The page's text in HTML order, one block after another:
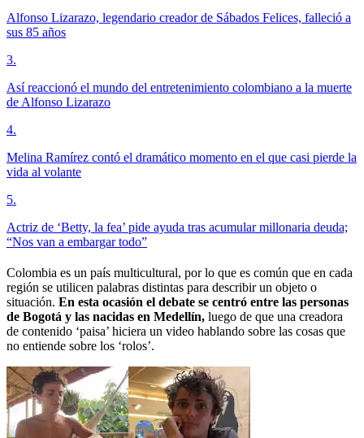
Alfonso Lizarazo, legendario creador de Sábados Felices, falleció a
sus 85 años
3.
Así reaccionó el mundo del entretenimiento colombiano a la muerte
de Alfonso Lizarazo
4.
Melina Ramírez contó el dramático momento en el que casi pierde la
vida al volante
5.
Actriz de ‘Betty, la fea’ pide ayuda tras acumular millonaria deuda;
“Nos van a embargar todo”
Colombia es un país multicultural, por lo que es común que en cada
región se utilicen palabras distintas para describir un objeto o
situación. En esta ocasión el debate se centró entre las personas
de Bogotá y las nacidas en Medellín, luego de que una creadora
de contenido ‘paisa’ hiciera un video hablando sobre las cosas que
no entiende sobre los ‘rolos’.